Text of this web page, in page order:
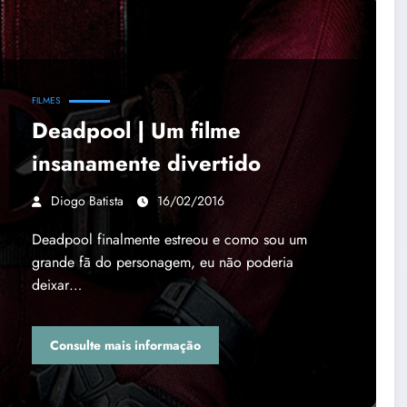
FILMES
Deadpool | Um filme
insanamente divertido
Diogo Batista 16/02/2016
Deadpool finalmente estreou e como sou um
grande fã do personagem, eu não poderia
deixar…
Consulte mais informação